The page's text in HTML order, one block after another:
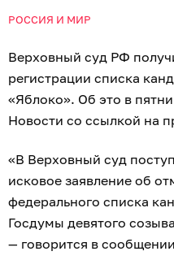
РОССИЯ И МИР
Верховный суд РФ
регистрации списка
«Яблоко». Об это в
Новости со ссылкой на
«В Верховный суд
исковое заявление об
федерального списка
Госдумы девятого
— говорится в